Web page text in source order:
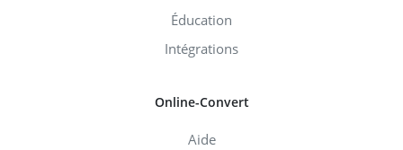
Éducation
Intégrations
Online-Convert
Aide